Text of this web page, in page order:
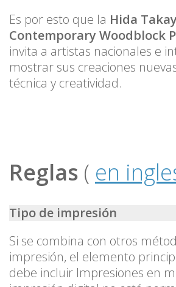
Es por esto que la Hida
Contemporary Woodblock
invita a artistas nacionales e
mostrar sus creaciones
técnica y creatividad.
Reglas ( en
Tipo de impresión
Si se combina con otros
impresión, el elemento
debe incluir Impresiones en